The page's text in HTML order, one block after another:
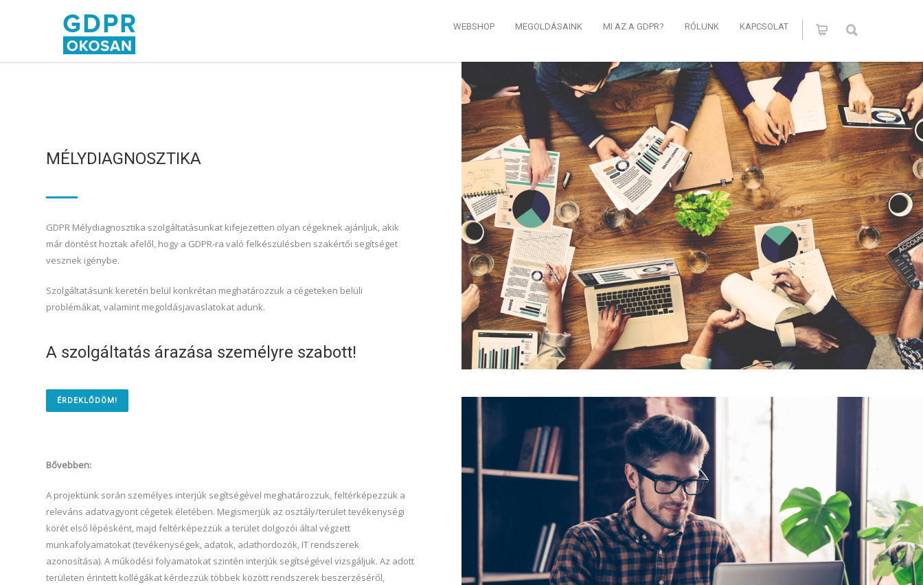
WEBSHOP MEGOLDÁSAINK MI AZ A GDPR? RÓLUNK KAPCSOLAT
MÉLYDIAGNOSZTIKA
GDPR Mélydiagnosztika szolgáltatásunkat kifejezetten olyan cégeknek ajánljuk, akik
már döntést hoztak afelől, hogy a GDPR-ra való felkészülésben szakértői segítséget
vesznek igénybe.
Szolgáltatásunk keretén belül konkrétan meghatározzuk a cégeteken belüli
problémákat, valamint megoldásjavaslatokat adunk.
A szolgáltatás árazása személyre szabott!
ÉRDEKLŐDÖM!
Bővebben:
A projektünk során személyes interjúk segítségével meghatározzuk, feltérképezzük a
releváns adatvagyont cégetek életében. Megismerjük az osztály/terület tevékenységi
körét első lépésként, majd feltérképezzük a terület dolgozói által végzett
munkafolyamatokat (tevékenységek, adatok, adathordozók, IT rendszerek
azonosítása). A működési folyamatokat szintén interjúk segítségével vizsgáljuk. Az adott
területen érintett kollégákat kérdezzük többek között rendszerek beszerzéséről,